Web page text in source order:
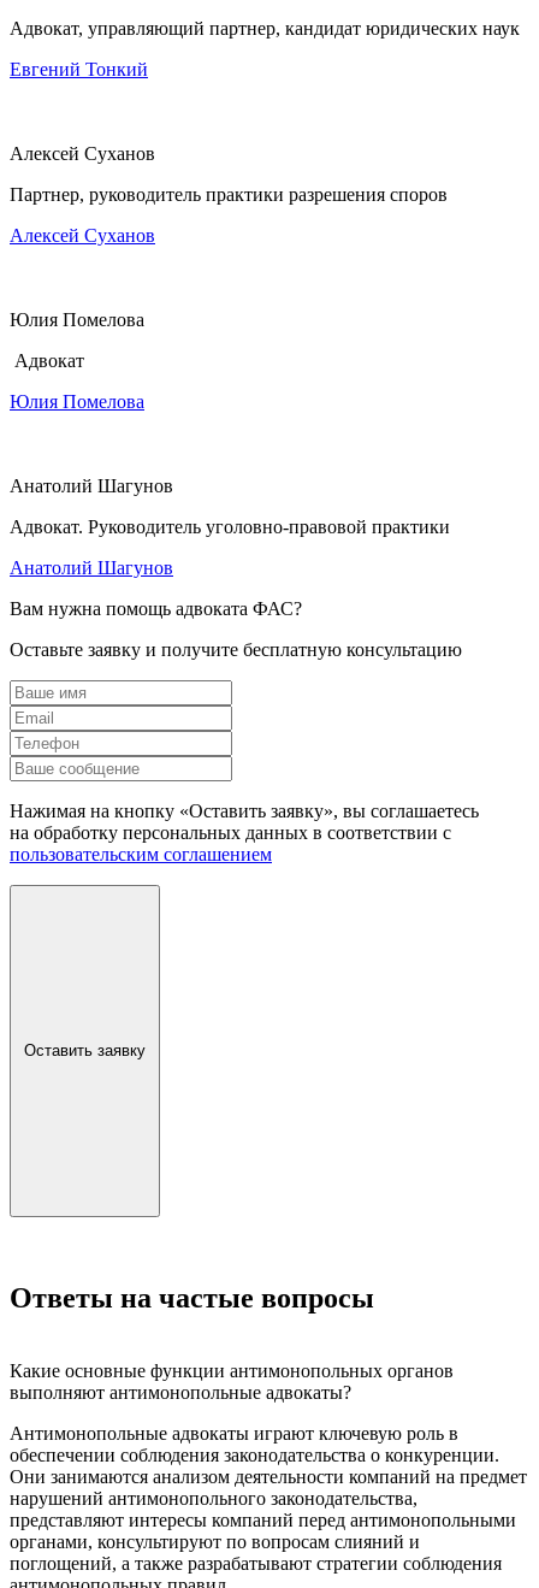
Адвокат, управляющий партнер, кандидат юридических наук
Евгений Тонкий
Алексей Суханов
Партнер, руководитель практики разрешения споров
Алексей Суханов
Юлия Помелова
Адвокат
Юлия Помелова
Анатолий Шагунов
Адвокат. Руководитель уголовно-правовой практики
Анатолий Шагунов
Вам нужна помощь адвоката ФАС?
Оставьте заявку и получите бесплатную консультацию
Нажимая на кнопку «Оставить заявку», вы соглашаетесь
на обработку персональных данных в соответствии с
пользовательским соглашением
Оставить заявку
Ответы на частые вопросы
Какие основные функции антимонопольных органов
выполняют антимонопольные адвокаты?
Антимонопольные адвокаты играют ключевую роль в
обеспечении соблюдения законодательства о конкуренции.
Они занимаются анализом деятельности компаний на предмет
нарушений антимонопольного законодательства,
представляют интересы компаний перед антимонопольными
органами, консультируют по вопросам слияний и
поглощений, а также разрабатывают стратегии соблюдения